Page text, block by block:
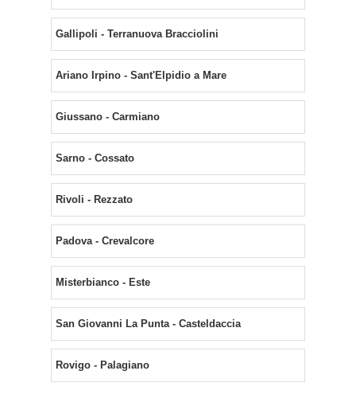
Gallipoli - Terranuova Bracciolini
Ariano Irpino - Sant'Elpidio a Mare
Giussano - Carmiano
Sarno - Cossato
Rivoli - Rezzato
Padova - Crevalcore
Misterbianco - Este
San Giovanni La Punta - Casteldaccia
Rovigo - Palagiano